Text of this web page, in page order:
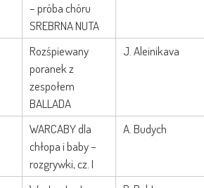
– próba chóru
SREBRNA NUTA
Rozśpiewany
poranek z
zespołem
BALLADA
J. Aleinikava
WARCABY dla
chłopa i baby –
rozgrywki, cz. I
A. Budych